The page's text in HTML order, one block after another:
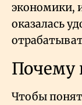
экономики,
оказалась
Почему
Чтобы